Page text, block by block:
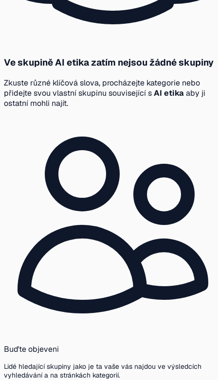
Ve skupině AI etika zatím nejsou žádné skupiny
Zkuste různé klíčová slova, procházejte kategorie nebo
přidejte svou vlastní skupinu související sAI etikaaby ji
ostatní mohli najít.
Buďte objeveni
Lidé hledající skupiny jako je ta vaše vás najdou ve výsledcích
vyhledávání a na stránkách kategorií.